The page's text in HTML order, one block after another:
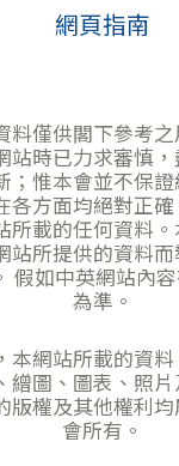
網頁指南
料僅供閣下參考
站時已力求審慎
；惟本會並不保
各方面均絕對正
所載的任何資料
站所提供的資料
假如中英網站內
為準。
本網站所載的資
繒圖、圖表、照
版權及其他權利
會所有。